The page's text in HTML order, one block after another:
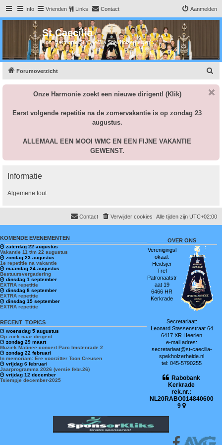
Info Vrienden Links Contact Aanmelden
St Caecilia
Kon. Harmonie St. Caecilia Spekholzerheide
Forumoverzicht
e
Onze Harmonie zoekt een nieuwe dirigent! (Klik)
Eerst volgende repetitie na de zomervakantie is op zondag 23
augustus.
ALLEMAAL EEN MOOI WMC EN EEN FIJNE VAKANTIE
GEWENST.
Informatie
Algemene fout
Alle tijden zijn UTC+02:00
Verwijder cookies
Contact
KOMENDE EVENEMENTEN
zaterdag 22 augustus
Vakantie 11 t/m 22 augustus
zondag 23 augustus
1e repetitie na vakantie
maandag 24 augustus
Bestuursvergadering
dinsdag 1 september
EXTRA repetitie
dinsdag 8 september
EXTRA repetitie
dinsdag 15 september
EXTRA repetitie
RECENT_TOPICS
woensdag 5 augustus
Op zoek naar dirigent
zondag 29 maart
Muziek Matinee concert Parc Imstenrade 2
zondag 22 februari
In memoriam: Ere voorzitter Toon Creusen
vrijdag 6 februari
Jaarprogramma 2026 (versie febr.26)
vrijdag 12 december
Tsiempje december-2025
OVER ONS
Verenigingsl
okaal:
Heidsjer
Tref
Patronaatstr
aat 19
6466 HR
Kerkrade
Secretariaat:
Leonard Stassenstraat 64
6417 XR Heerlen
e-mail adres:
secretariaat@st-caecilia-
spekholzerheide.nl
tel: 045-5790255
Rabobank
Kerkrade
rek.nr.:
NL20RABO014840600
9